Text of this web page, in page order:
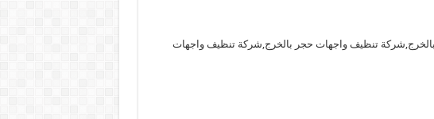
تنظيف واجهات حجر بالخرج,شركة تنظيف واجهات